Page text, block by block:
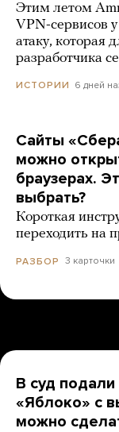
Этим летом
VPN-сервисов
атаку, которая
разработчика
ИСТОРИИ 6 дней
Сайты
можно
браузерах.
выбрать?
Короткая
переходить на
РАЗБОР 3 карточки
В суд подали
«Яблоко» с
можно